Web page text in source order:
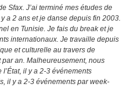
Sfax. J’ai terminé mes études de
a 2 ans et je danse depuis fin 2003.
en Tunisie. Je fais du break et je
internationaux. Je travaille depuis
et culturelle au travers de
an. Malheureusement, nous
l’État, il y a 2-3 événements
il y a 2-3 événements par week-